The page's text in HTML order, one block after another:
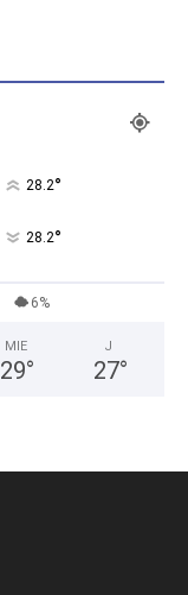
28.2°
28.2°
6%
MIE
29°
J
27°